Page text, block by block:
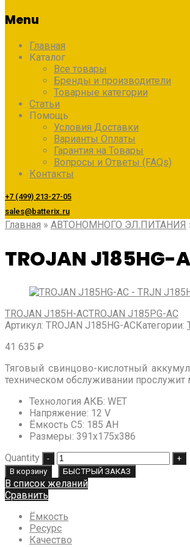
Menu
Главная
Каталог
Все товары
Бренды и производители
Товарные категории
Статьи
Помощь
Условия Доставки
Варианты Оплаты
Гарантия на Товары
Вопросы и Ответы (FAQs)
Контакты
+7 (499) 213-27-05
sales@batterix.ru
Главная » АВТОНОМНОГО ЭЛ.ПИТАНИЯ
TROJAN J185HG-
TROJAN J185H-ACTROJAN J185PG-AC
Артикул: TROJAN J185HG-ACКатегории:
41 635 ₽
Тяговый свинцово-кислотный
техническом обслуживании прослужит
Технология АКБ: WET
Напряжение: 12 V
Ёмкость C5: 185 AH
Размеры: 391х175х386
Quantity
В корзину БЫСТРЫЙ ЗАКАЗ
В список желаний
Сравнить
Ёмкость
Ресурс
Качество